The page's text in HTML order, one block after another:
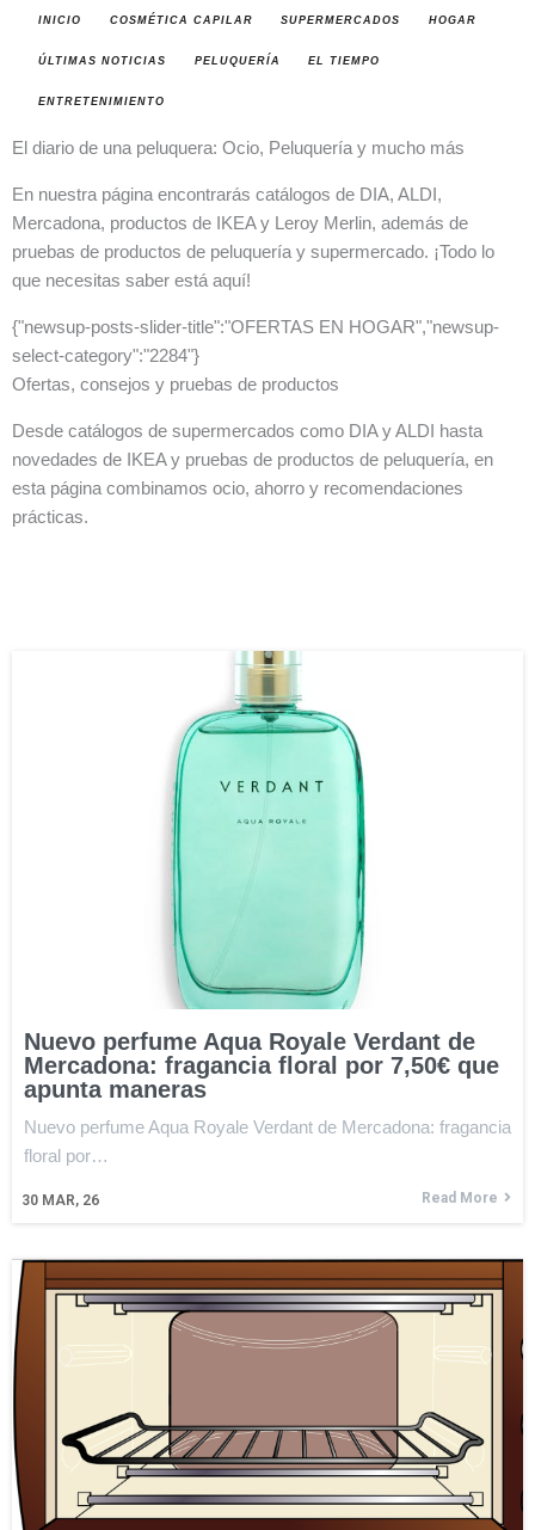
INICIO COSMÉTICA CAPILAR SUPERMERCADOS HOGAR
ÚLTIMAS NOTICIAS PELUQUERÍA EL TIEMPO
ENTRETENIMIENTO
El diario de una peluquera: Ocio, Peluquería y mucho más
En nuestra página encontrarás catálogos de DIA, ALDI,
Mercadona, productos de IKEA y Leroy Merlin, además de
pruebas de productos de peluquería y supermercado. ¡Todo lo
que necesitas saber está aquí!
{"newsup-posts-slider-title":"OFERTAS EN HOGAR","newsup-
select-category":"2284"}
Ofertas, consejos y pruebas de productos
Desde catálogos de supermercados como DIA y ALDI hasta
novedades de IKEA y pruebas de productos de peluquería, en
esta página combinamos ocio, ahorro y recomendaciones
prácticas.
Nuevo perfume Aqua Royale Verdant de
Mercadona: fragancia floral por 7,50€ que
apunta maneras
30 MAR, 26
Nuevo perfume Aqua Royale Verdant de Mercadona: fragancia
floral por…
Read More